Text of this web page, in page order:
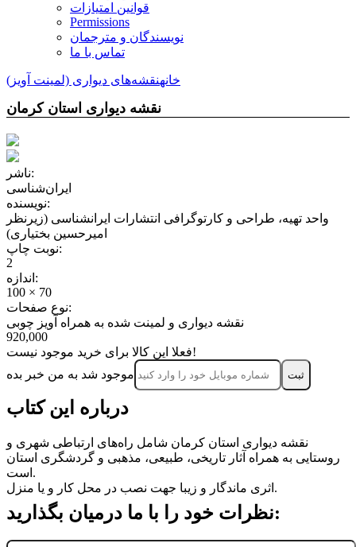
قوانین امتیازات
Permissions
نویسندگان و مترجمان
تماس با ما
خانهنقشه‌های دیواری (لمینت آویز)
نقشه دیواری استان کرمان
ناشر:
ایران‌شناسی
نویسنده:
واحد تهیه، طراحی و کارتوگرافی انتشارات ایرانشناسی (زیرنظر
امیرحسین بختیاری)
نوبت چاپ:
2
اندازه:
100 × 70
نوع صفحات:
نقشه دیواری و لمینت شده به همراه آویز چوبی
920,000
فعلا این کالا برای خرید موجود نیست!
موجود شد به من خبر بده
ثبت‌
درباره این کتاب
نقشه دیواری استان کرمان شامل راه‌های ارتباطی شهری و
روستایی به همراه آثار تاریخی، طبیعی، مذهبی و گردشگری استان
است.
اثری ماندگار و زیبا جهت نصب در محل کار و یا منزل.
نظرات خود را با ما درمیان بگذارید: